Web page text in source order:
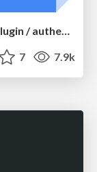
認証の仕組みとclient-go credential plugin / authentication and client-go credential plugin
7 7.9k